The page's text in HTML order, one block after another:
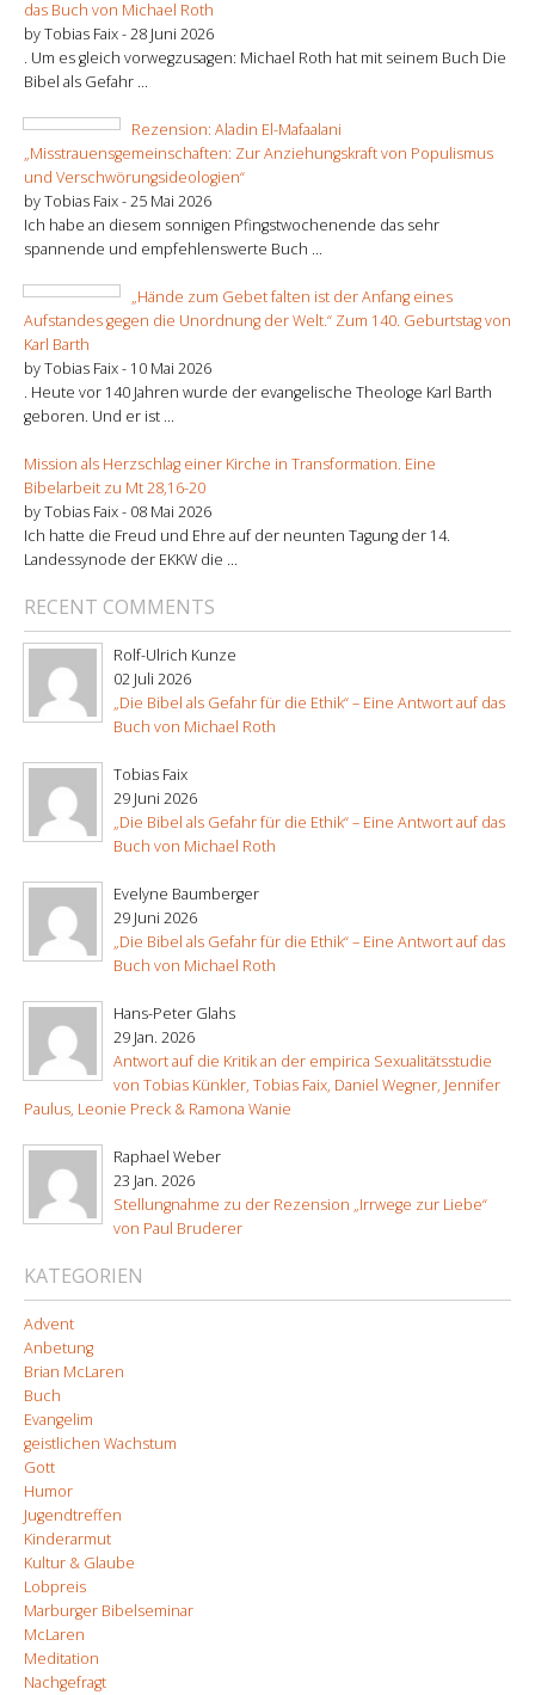
das Buch von Michael Roth
by Tobias Faix -28 Juni 2026
. Um es gleich vorwegzusagen: Michael Roth hat mit seinem Buch Die
Bibel als Gefahr ...
Rezension: Aladin El-Mafaalani
„Misstrauensgemeinschaften: Zur Anziehungskraft von Populismus
und Verschwörungsideologien“
by Tobias Faix -25 Mai 2026
Ich habe an diesem sonnigen Pfingstwochenende das sehr
spannende und empfehlenswerte Buch ...
„Hände zum Gebet falten ist der Anfang eines
Aufstandes gegen die Unordnung der Welt.“ Zum 140. Geburtstag von
Karl Barth
by Tobias Faix - 10 Mai 2026
. Heute vor 140 Jahren wurde der evangelische Theologe Karl Barth
geboren. Und er ist ...
Mission als Herzschlag einer Kirche in Transformation. Eine
Bibelarbeit zu Mt 28,16-20
by Tobias Faix - 08 Mai 2026
Ich hatte die Freud und Ehre auf der neunten Tagung der 14.
Landessynode der EKKW die ...
RECENT COMMENTS
Rolf-Ulrich Kunze
02 Juli 2026
„Die Bibel als Gefahr für die Ethik“ – Eine Antwort auf das
Buch von Michael Roth
Tobias Faix
29 Juni 2026
„Die Bibel als Gefahr für die Ethik“ – Eine Antwort auf das
Buch von Michael Roth
Evelyne Baumberger
29 Juni 2026
„Die Bibel als Gefahr für die Ethik“ – Eine Antwort auf das
Buch von Michael Roth
Hans-Peter Glahs
29 Jan. 2026
Antwort auf die Kritik an der empirica Sexualitätsstudie
von Tobias Künkler, Tobias Faix, Daniel Wegner, Jennifer
Paulus, Leonie Preck & Ramona Wanie
Raphael Weber
23 Jan. 2026
Stellungnahme zu der Rezension „Irrwege zur Liebe“
von Paul Bruderer
KATEGORIEN
Advent
Anbetung
Brian McLaren
Buch
Evangelim
geistlichen Wachstum
Gott
Humor
Jugendtreffen
Kinderarmut
Kultur & Glaube
Lobpreis
Marburger Bibelseminar
McLaren
Meditation
Nachgefragt